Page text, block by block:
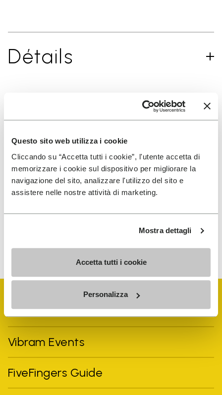
Questo sito web utilizza i cookie
Cliccando su “Accetta tutti i cookie”, l'utente accetta di
memorizzare i cookie sul dispositivo per migliorare la
navigazione del sito, analizzare l'utilizzo del sito e
assistere nelle nostre attività di marketing.
Mostra dettagli
Accetta tutti i cookie
Personalizza
Détails
INSCRIVEZ-VOUS POUR NE PAS MANQUER NOS
Jai pris connaissance de laPolitique de
Confidentialitéde Vibram et jaccepte le
traitement de mes données personnelles afin de
Pour savoir comment nous traitons vos données, veuillez
désinscrire à tout moment.
Vibram Events
FiveFingers Guide